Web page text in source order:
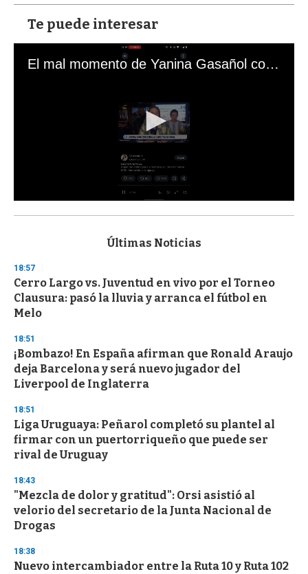
Te puede interesar
El mal momento de Yanina Gasañol con un hincha argentino en "Subrayado"
s
d
s
o
f
3
s
e
c
o
n
Últimas Noticias
18:57
Cerro Largo vs. Juventud en vivo por el Torneo
Clausura: pasó la lluvia y arranca el fútbol en
Melo
18:51
¡Bombazo! En España afirman que Ronald Araujo
deja Barcelona y será nuevo jugador del
Liverpool de Inglaterra
18:51
Liga Uruguaya: Peñarol completó su plantel al
firmar con un puertorriqueño que puede ser
rival de Uruguay
18:43
"Mezcla de dolor y gratitud": Orsi asistió al
velorio del secretario de la Junta Nacional de
Drogas
18:38
Nuevo intercambiador entre la Ruta 10 y Ruta 102